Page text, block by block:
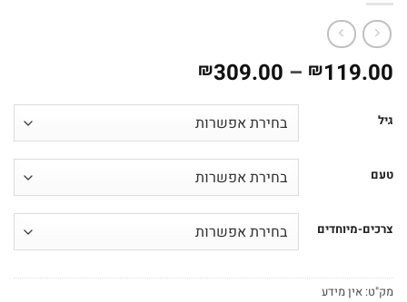
₪119.00
–
₪309.00
עד
גיל
טעם
צרכים-מיוחדים
מק"ט: אין מידע